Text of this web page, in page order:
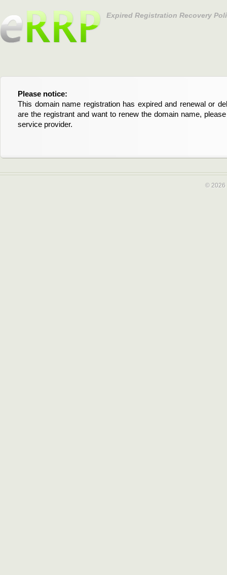
Expired Registration Recovery
Please notice:
This domain name registration has expired and renewal or
are the registrant and want to renew the domain name,
service provider.
Bitte beachten Sie:
Diese Domainregistrierung ist abgelaufen und die
Domain stehen an. Wenn Sie der Registrant sind und
verlängern möchten, kontaktieren Sie bitte Ihren Service-
© 2026